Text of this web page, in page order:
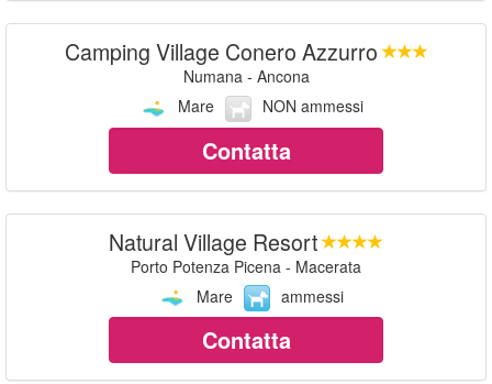
Camping Village Conero Azzurro
Numana - Ancona
Mare
NON ammessi
Contatta
Natural Village Resort
Porto Potenza Picena - Macerata
Mare
ammessi
Contatta